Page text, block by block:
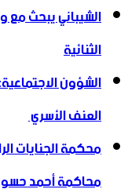
الشيباني يبحث مع
الثنائية
الشؤون
العنف الأسري ‏
محكمة الجنايات
محاكمة أحمد